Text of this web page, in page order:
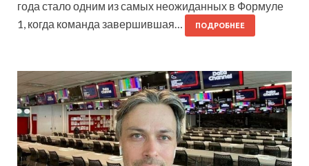
года стало одним из самых неожиданных в Формуле
1, когда команда завершившая…
ПОДРОБНЕЕ